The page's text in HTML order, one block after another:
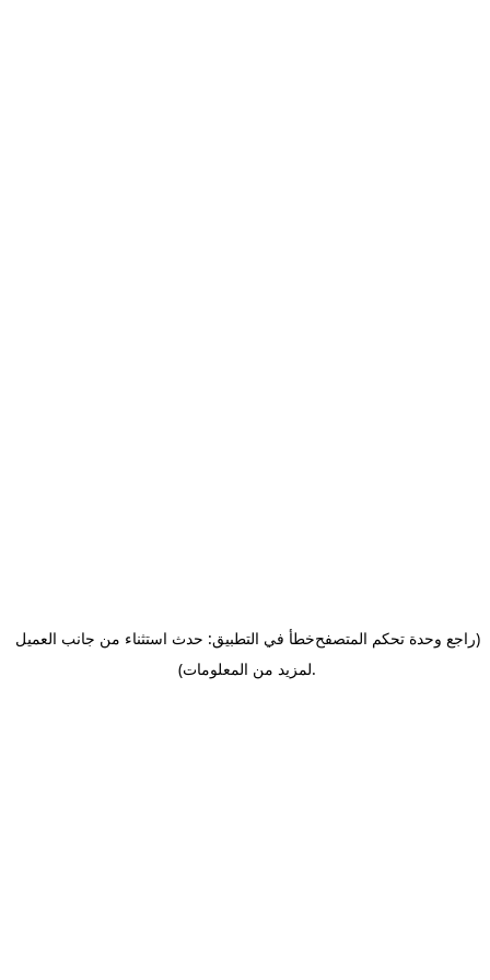
خطأ في التطبيق: حدث استثناء من جانب العميل(راجع وحدة تحكم المتصفح
لمزيد من المعلومات).